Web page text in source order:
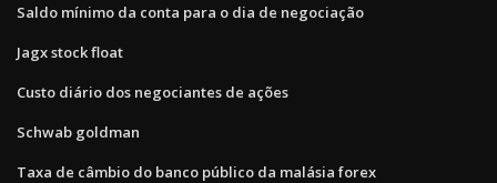
Saldo mínimo da conta para o dia de negociação
Jagx stock float
Custo diário dos negociantes de ações
Schwab goldman
Taxa de câmbio do banco público da malásia forex